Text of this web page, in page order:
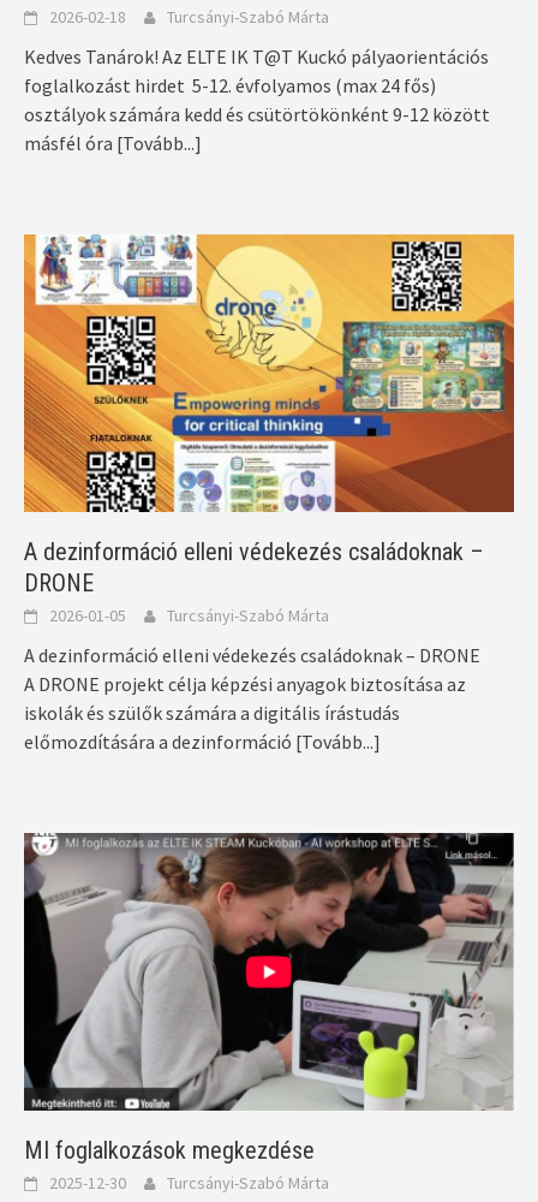
2026-02-18 Turcsányi-Szabó Márta
Kedves Tanárok! Az ELTE IK T@T Kuckó pályaorientációs
foglalkozást hirdet 5-12. évfolyamos (max 24 fős)
osztályok számára kedd és csütörtökönként 9-12 között
másfél óra [Tovább...]
A dezinformáció elleni védekezés családoknak –
DRONE
2026-01-05 Turcsányi-Szabó Márta
A dezinformáció elleni védekezés családoknak – DRONE
A DRONE projekt célja képzési anyagok biztosítása az
iskolák és szülők számára a digitális írástudás
előmozdítására a dezinformáció [Tovább...]
MI foglalkozások megkezdése
2025-12-30 Turcsányi-Szabó Márta